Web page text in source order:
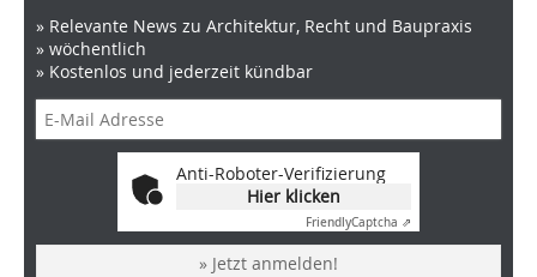
» Relevante News zu Architektur, Recht und Baupraxis
» wöchentlich
» Kostenlos und jederzeit kündbar
Anti-Roboter-Verifizierung
Hier klicken
FriendlyCaptcha ⇗
» Jetzt anmelden!